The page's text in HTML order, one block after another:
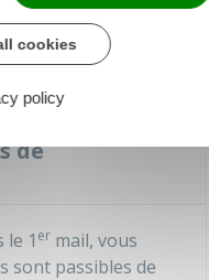
du 1 mail, vous
réception. Vous
de
le 1 er mail, vous
sont passibles de
cookies
policy